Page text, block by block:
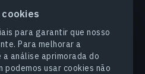
para garantir que nosso
Para melhorar a
análise aprimorada do
usar cookies não